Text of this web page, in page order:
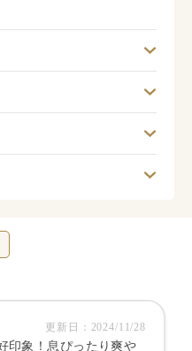
更新日： 2024/11/28